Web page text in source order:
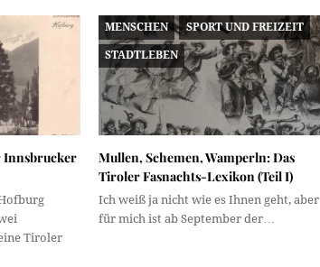
Innsbrucker
Tiroler
MENSCHEN SPORT UND FREIZEIT
STADTLEBEN
Mullen, Schemen, Wamperln: Das
Tiroler Fasnachts-Lexikon (Teil I)
Ich weiß ja nicht wie es Ihnen geht, aber
für mich ist ab September der…